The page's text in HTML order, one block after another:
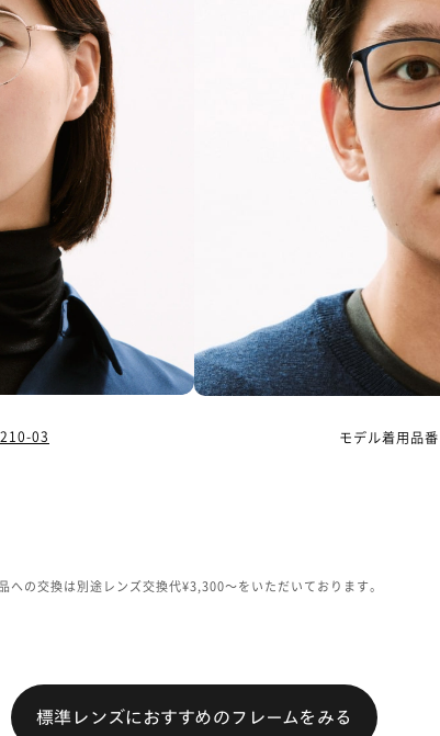
03 モデル着用品
の交換は別途レンズ交換代¥3,300〜をいただいております。
標準レンズに おすすめのフレームをみる